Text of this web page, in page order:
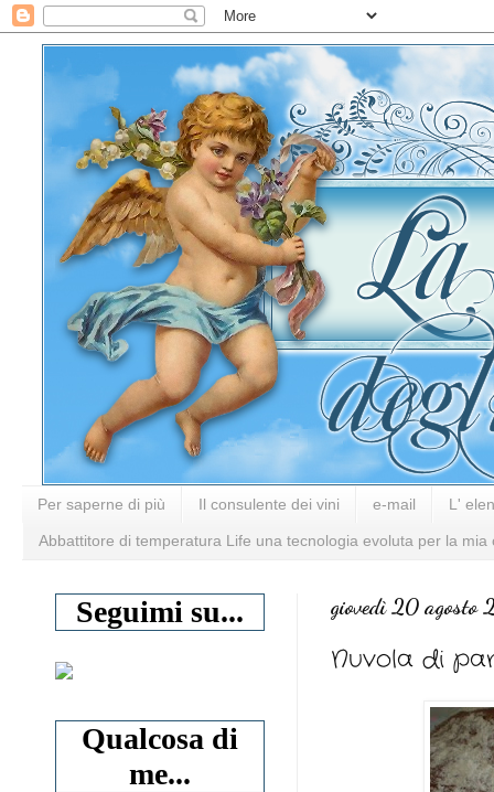
Per saperne di più Il consulente dei vini e-mail L'
Abbattitore di temperatura Life una tecnologia evoluta per la mia
giovedì 20
Nuvola di
Seguimi su...
Qualcosa di
me...